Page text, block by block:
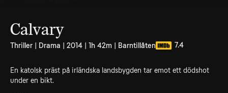
Calvary
Thriller | Drama | 2014 | 1h 42m | Barntillåten 7.4
En katolsk präst på irländska landsbygden tar emot ett dödshot
under en bikt.